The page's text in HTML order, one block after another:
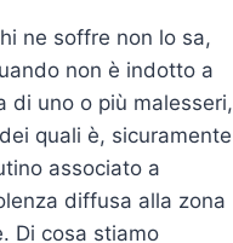
ne soffre non lo sa,
non è indotto a
di uno o più malesseri,
quali è, sicuramente
associato a
diffusa alla zona
Di cosa stiamo